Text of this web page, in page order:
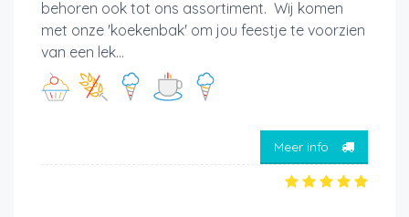
behoren ook tot ons assortiment. Wij komen
met onze 'koekenbak' om jou feestje te voorzien
van een lek...
Meer info